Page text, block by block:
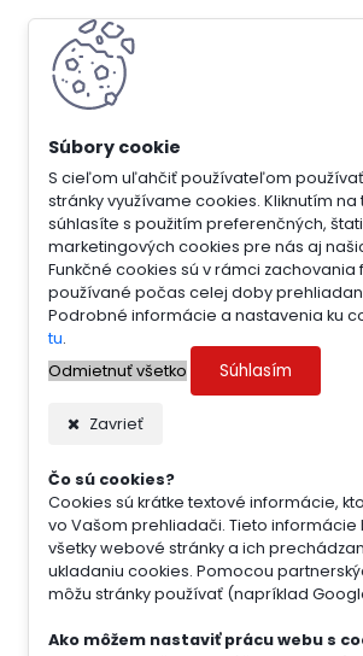
S cieľom uľahčiť používateľom
stránky využívame cookies. Kliknutím na
súhlasíte s použitím preferenčných,
marketingových cookies pre nás aj
Funkčné cookies sú v rámci zachovania
používané počas celej doby
Podrobné informácie a nastavenia ku
tu.
Odmietnuť všetko
Súhlasím
Zavrieť
Čo sú cookies?
Cookies sú krátke textové informácie,
vo Vašom prehliadači. Tieto informácie
všetky webové stránky a ich
ukladaniu cookies. Pomocou
môžu stránky používať (napríklad
Ako môžem nastaviť prácu webu s